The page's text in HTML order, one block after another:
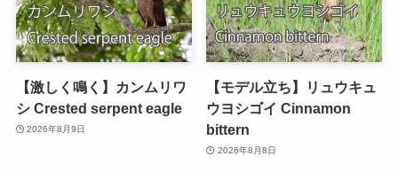
【激しく鳴く】カンムリワ
シ Crested serpent eagle
2026年8月9日
【モデル立ち】リュウキュ
ウヨシゴイ Cinnamon
bittern
2026年8月8日